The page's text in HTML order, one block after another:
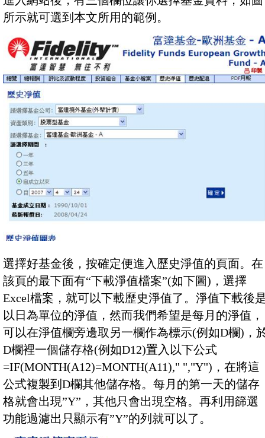
所示就可選到本文所用的範例。
選擇好基金後，按確定便進入歷史淨值的頁面。在
該頁的最下面有“下載淨值檔案”(如下圖)，選擇
Excel檔案，就可以下載歷史淨值了。淨值下載後
以日為單位的淨值，然而我們希望是每月的淨值，
可以在淨值欄旁邊取另一欄作為標示(例如D欄)，
D欄裡一個儲存格(例如D12)置入以下公式
=IF(MONTH(A12)=MONTH(A11)," ","Y")，在將這
公式複製到D欄其他儲存格。每月的第一天的儲存
格就會出現”Y”，其他只會出現空格。再利用篩選
功能過濾出只顯示有”Y”的列就可以了。